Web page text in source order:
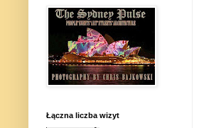
Łączna liczba wizyt